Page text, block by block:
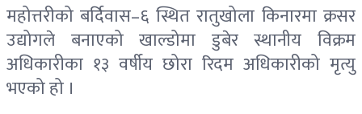
महोत्तरीको बर्दिवास–६ स्थित रातुखोला किनारमा क्रसर
उद्योगले बनाएको खाल्डोमा डुबेर स्थानीय विक्रम
अधिकारीका १३ वर्षीय छोरा रिदम अधिकारीको मृत्यु
भएको हो ।